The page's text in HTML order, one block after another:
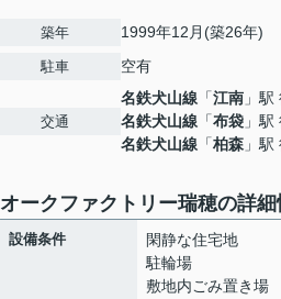
築年 1999年12月(築26年)
駐車 空有
交通
名鉄犬山線 「江南 」
名鉄犬山線 「布袋 」
名鉄犬山線 「柏森 」
オークファクトリー瑞穂の詳細
設備条件
閑静な住宅地
駐輪場
敷地内ごみ置き場